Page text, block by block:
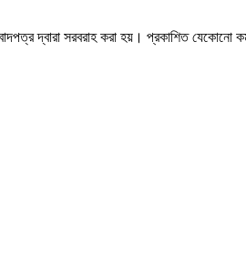
দ্বারা সরবরাহ করা হয়। প্রকাশিত যেকোনো